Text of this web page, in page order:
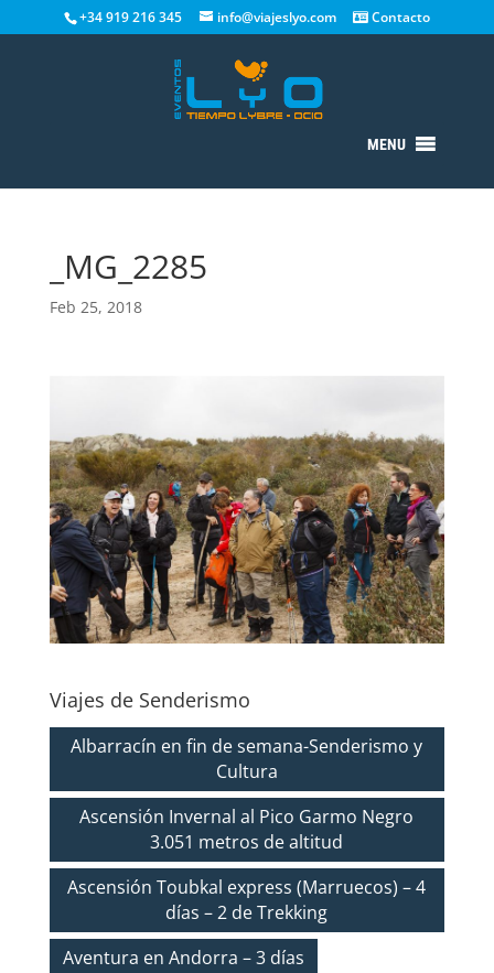
+34 919 216 345 info@viajeslyo.com Contacto
MENU
_MG_2285
Feb 25, 2018
Viajes de Senderismo
Albarracín en fin de semana-Senderismo y
Cultura
Ascensión Invernal al Pico Garmo Negro
3.051 metros de altitud
Ascensión Toubkal express (Marruecos) – 4
días – 2 de Trekking
Aventura en Andorra – 3 días